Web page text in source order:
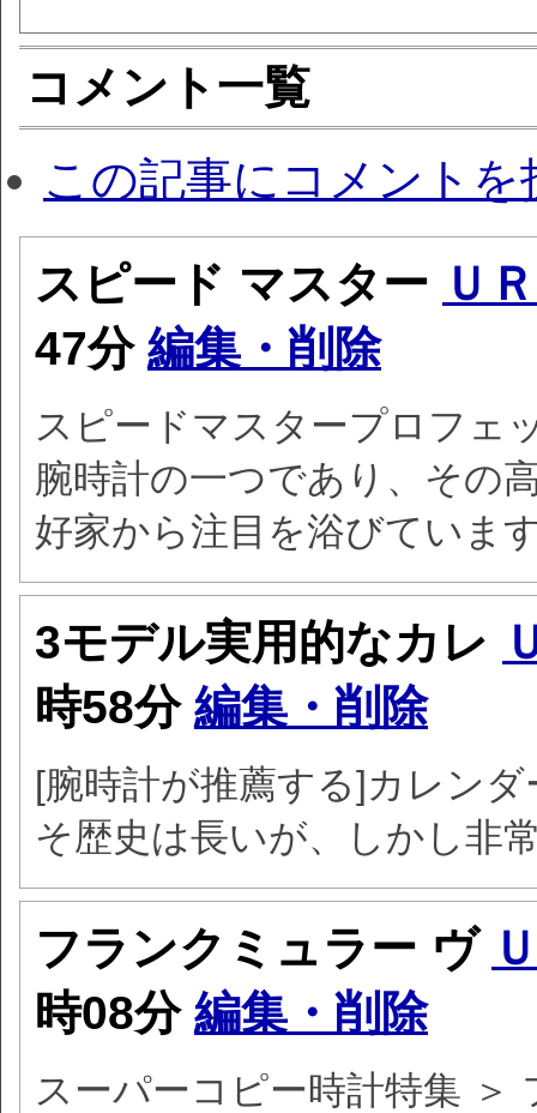
コメント一覧
この記事にコメントを
スピード マスター Ｕ
47分 編集・削除
スピードマスタープロフェ
腕時計の一つであり、その
好家から注目を浴びていま
3モデル実用的なカレ
時58分 編集・削除
[腕時計が推薦する]カレン
そ歴史は長いが、しかし非
フランクミュラー ヴ
時08分 編集・削除
スーパーコピー時計特集 ＞